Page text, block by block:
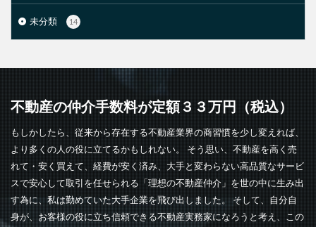
未分類 14
不動産の仲介手数料が定額３３万円（税込）
もしかしたら、従来から存在する不動産業界の商習慣を少し変えれば、
より多くの人の役に立てるかもしれない。 そう思い、不動産を高く売
れて・安く買えて、経費が安く済み、大手と変わらない高品質なサービ
スで安心して取引を任せられる「理想の不動産仲介」を世の中に生み出
す為に、私は勤めていた大手企業を飛び出しました。 そして、自分自
身が、お客様の役に立ち信頼できる不動産実務家になろうと考え、この